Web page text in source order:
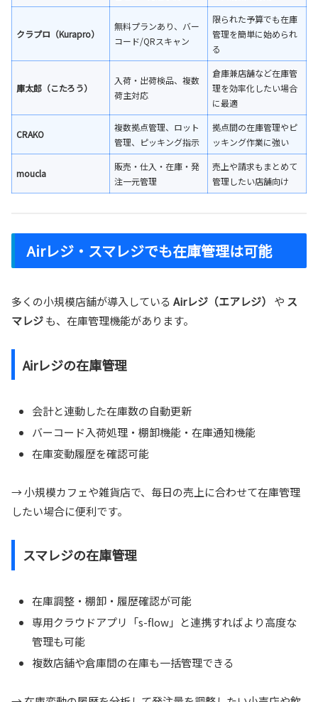
クラプロ（Kurapro）
無料プランあり、バー
コード/QRスキャン
限られた予算でも在庫
管理を簡単に始められ
る
庫太郎（こたろう）
入荷・出荷検品、複数
荷主対応
倉庫兼店舗など在庫管
理を効率化したい場合
に最適
CRAKO
複数拠点管理、ロット
管理、ピッキング指示
拠点間の在庫管理やピ
ッキング作業に強い
moucla
販売・仕入・在庫・発
注一元管理
売上や請求もまとめて
管理したい店舗向け
Airレジ・スマレジでも在庫管理は可能
多くの小規模店舗が導入している Airレジ（エアレジ） や ス
マレジも、在庫管理機能があります。
Airレジの在庫管理
会計と連動した在庫数の自動更新
バーコード入荷処理・棚卸機能・在庫通知機能
在庫変動履歴を確認可能
→ 小規模カフェや雑貨店で、毎日の売上に合わせて在庫管理
したい場合に便利です。
スマレジの在庫管理
在庫調整・棚卸・履歴確認が可能
専用クラウドアプリ「s-flow」と連携すればより高度な
管理も可能
複数店舗や倉庫間の在庫も一括管理できる